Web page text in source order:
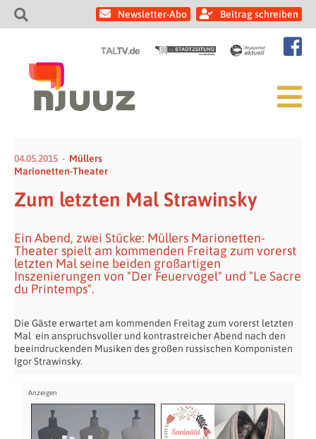
Newsletter-Abo Beitrag schreiben
04.05.2015
Müllers
Marionetten-Theater
Zum letzten Mal Strawinsky
Ein Abend, zwei Stücke: Müllers Marionetten-
Theater spielt am kommenden Freitag zum vorerst
letzten Mal seine beiden großartigen
Inszenierungen von "Der Feuervogel" und "Le Sacre
du Printemps".
Die Gäste erwartet am kommenden Freitag zum vorerst letzten
Mal ein anspruchsvoller und kontrastreicher Abend nach den
beeindruckenden Musiken des großen russischen Komponisten
Igor Strawinsky.